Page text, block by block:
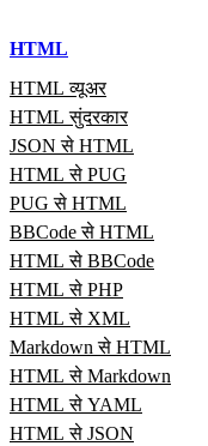
HTML
HTML व्यूअर
HTML सुंदरकार
JSON से HTML
HTML से PUG
PUG से HTML
BBCode से HTML
HTML से BBCode
HTML से PHP
HTML से XML
Markdown से HTML
HTML से Markdown
HTML से YAML
HTML से JSON